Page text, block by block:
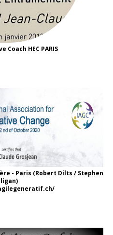
Coach HEC PARIS
- Paris (Robert Dilts / Stephen